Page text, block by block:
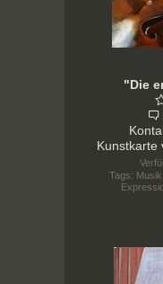
"Die
Kunstkarte
Tags: